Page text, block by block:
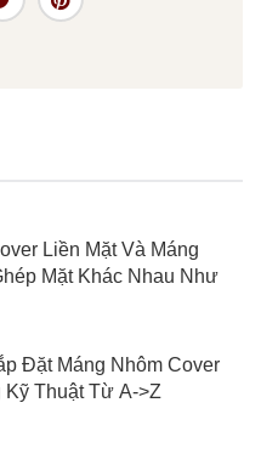
Liền Mặt Và Máng
Mặt Khác Nhau Như
Đặt Máng Nhôm Cover
Kỹ Thuật Từ A->Z